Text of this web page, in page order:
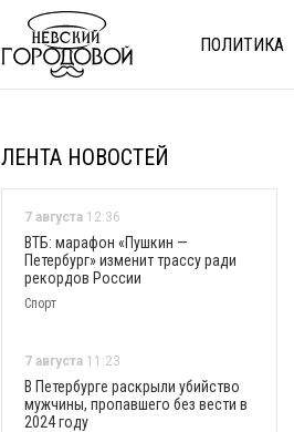
ПОЛИТИКА
ЛЕНТА НОВОСТЕЙ
7 августа 12:36
ВТБ: марафон «Пушкин —
Петербург» изменит трассу ради
рекордов России
Спорт
7 августа 11:23
В Петербурге раскрыли убийство
мужчины, пропавшего без вести в
2024 году